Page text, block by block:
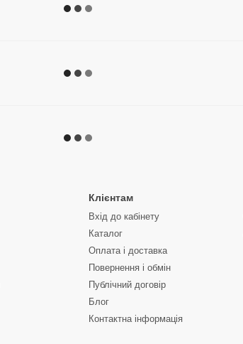
Клієнтам
Вхід до кабінету
Каталог
Оплата і доставка
Повернення і обмін
Публічний договір
Блог
Контактна інформація